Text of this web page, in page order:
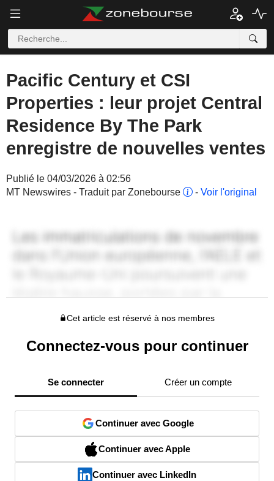
Pacific Century et CSI
Properties : leur projet Central
Residence By The Park
enregistre de nouvelles ventes
Publié le 04/03/2026 à 02:56
MT Newswires - Traduit par Zonebourse
- Voir l'original
Cet article est réservé à nos membres
Connectez-vous pour continuer
Se connecter Créer un compte
Continuer avec Google
Continuer avec Apple
Continuer avec LinkedIn